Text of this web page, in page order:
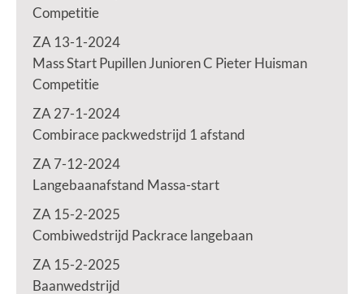
Competitie
ZA 13-1-2024
Mass Start Pupillen Junioren C Pieter Huisman
Competitie
ZA 27-1-2024
Combirace packwedstrijd 1 afstand
ZA 7-12-2024
Langebaanafstand Massa-start
ZA 15-2-2025
Combiwedstrijd Packrace langebaan
ZA 15-2-2025
Baanwedstrijd